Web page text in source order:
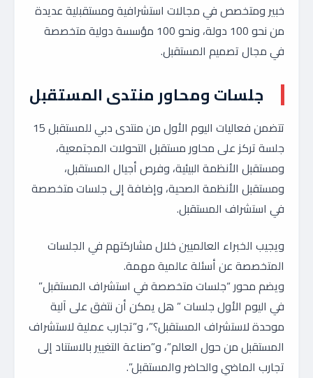
خبير ومتخصص في مجالات استشرافية ومستقبلية عديدة
من نحو 100 دولة، ونحو 100 مؤسسة دولية متخصصة
في مجال تصميم المستقبل.
جلسات ومحاور منتدى المستقبل
تتضمن فعاليات اليوم الأول من منتدى دبي للمستقبل 15
جلسة تركز على محاور مستقبل التحولات المجتمعية،
ومستقبل الأنظمة البيئية، وفرص أجيال المستقبل،
ومستقبل الأنظمة الصحية، وإضافة إلى جلسات متخصصة
في استشراف المستقبل.
ويجيب الخبراء العالميين خلال مشاركتهم في الجلسات
المتخصصة عن أسئلة عالمية مهمة.
ويضم محور “جلسات متخصصة في استشراف المستقبل”
في اليوم الأول جلسات ” هل يمكن أن نتفق على آلية
موحدة لاستشراف المستقبل؟”، و”تجارب عملية لاستشراف
المستقبل من حول العالم”، و”صناعة التغيير بالاستناد إلى
تجارب الماضي والحاضر والمستقبل”.